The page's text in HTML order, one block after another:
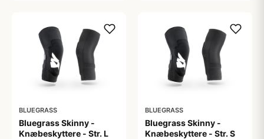
BLUEGRASS
Bluegrass Skinny -
Knæbeskyttere - Str. L
BLUEGRASS
Bluegrass Skinny -
Knæbeskyttere - Str. S